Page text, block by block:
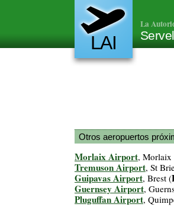
LAI
La
Otros aeropuertos
Morlaix Airport, Morlaix
Tremuson Airport, St
Guipavas Airport, Brest (
Guernsey Airport,
Pluguffan Airport,